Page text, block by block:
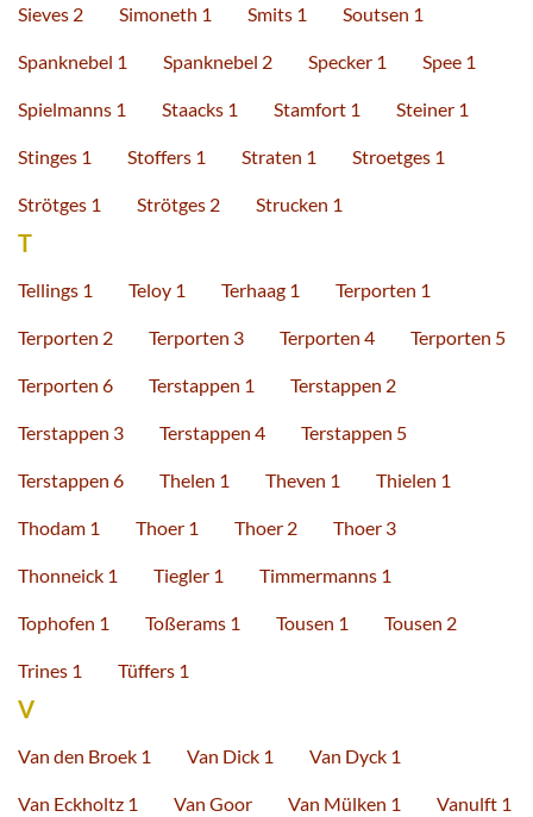
Sieves 2 Simoneth 1 Smits 1 Soutsen 1
Spanknebel 1 Spanknebel 2 Specker 1 Spee 1
Spielmanns 1 Staacks 1 Stamfort 1 Steiner 1
Stinges 1 Stoffers 1 Straten 1 Stroetges 1
Strötges 1 Strötges 2 Strucken 1
T
Tellings 1 Teloy 1 Terhaag 1 Terporten 1
Terporten 2 Terporten 3 Terporten 4 Terporten 5
Terporten 6 Terstappen 1 Terstappen 2
Terstappen 3 Terstappen 4 Terstappen 5
Terstappen 6 Thelen 1 Theven 1 Thielen 1
Thodam 1 Thoer 1 Thoer 2 Thoer 3
Thonneick 1 Tiegler 1 Timmermanns 1
Tophofen 1 Toßerams 1 Tousen 1 Tousen 2
Trines 1 Tüffers 1
V
Van den Broek 1 Van Dick 1 Van Dyck 1
Van Eckholtz 1 Van Goor Van Mülken 1 Vanulft 1